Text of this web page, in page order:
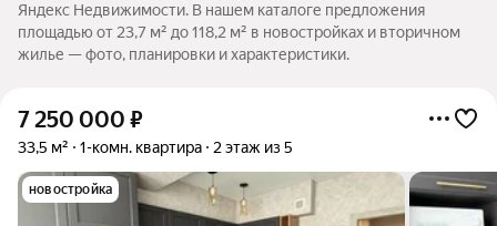
Яндекс Недвижимости. В нашем каталоге предложения
площадью от 23,7 м² до 118,2 м² в новостройках и вторичном
жилье — фото, планировки и характеристики.
7 250 000 ₽
33,5 м² 1-комн. квартира 2 этаж из 5
новостройка